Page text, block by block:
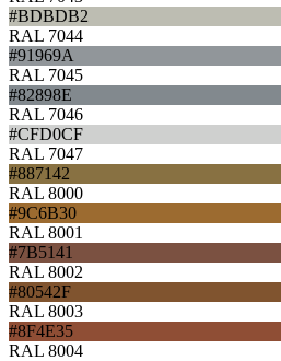
#BDBDB2
RAL 7044
#91969A
RAL 7045
#82898E
RAL 7046
#CFD0CF
RAL 7047
#887142
RAL 8000
#9C6B30
RAL 8001
#7B5141
RAL 8002
#80542F
RAL 8003
#8F4E35
RAL 8004